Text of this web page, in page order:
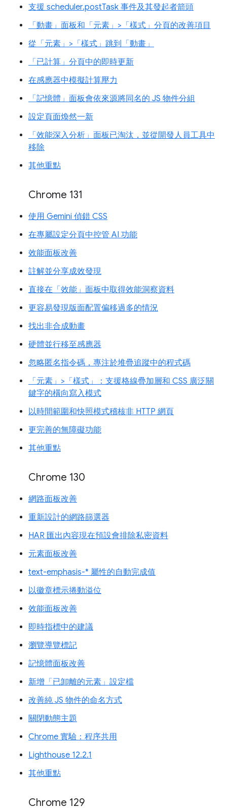
支援 scheduler.postTask 事件及其發起者箭頭
「動畫」面板和「元素」>「樣式」分頁的改善項目
從「元素」>「樣式」跳到「動畫」
「已計算」分頁中的即時更新
在感應器中模擬計算壓力
「記憶體」面板會依來源將同名的 JS 物件分組
設定頁面煥然一新
「效能深入分析」面板已淘汰，並從開發人員工具中
移除
其他重點
Chrome 131
使用 Gemini 偵錯 CSS
在專屬設定分頁中控管 AI 功能
效能面板改善
註解並分享成效發現
直接在「效能」面板中取得效能洞察資料
更容易發現版面配置偏移過多的情況
找出非合成動畫
硬體並行移至感應器
忽略匿名指令碼，專注於堆疊追蹤中的程式碼
「元素」>「樣式」：支援格線疊加層和 CSS 廣泛關
鍵字的橫向寫入模式
以時間範圍和快照模式稽核非 HTTP 網頁
更完善的無障礙功能
其他重點
Chrome 130
網路面板改善
重新設計的網路篩選器
HAR 匯出內容現在預設會排除私密資料
元素面板改善
text-emphasis-* 屬性的自動完成值
以徽章標示捲動溢位
效能面板改善
即時指標中的建議
瀏覽導覽標記
記憶體面板改善
新增「已卸離的元素」設定檔
改善純 JS 物件的命名方式
關閉動態主題
Chrome 實驗：程序共用
Lighthouse 12.2.1
其他重點
Chrome 129